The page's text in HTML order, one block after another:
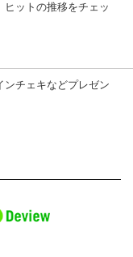
ットの推移をチェッ
ンチェキなどプレゼン